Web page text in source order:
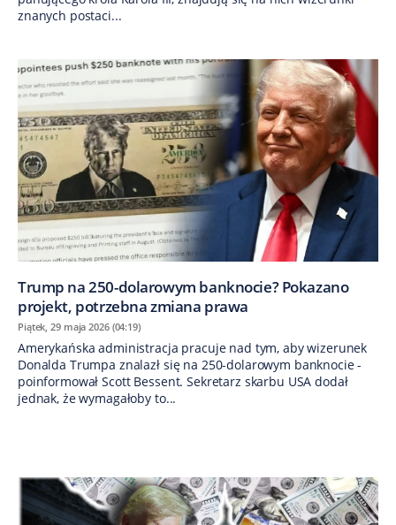
znanych postaci...
Trump na 250-dolarowym banknocie? Pokazano
projekt, potrzebna zmiana prawa
Piątek, 29 maja 2026 (04:19)
Amerykańska administracja pracuje nad tym, aby wizerunek
Donalda Trumpa znalazł się na 250-dolarowym banknocie -
poinformował Scott Bessent. Sekretarz skarbu USA dodał
jednak, że wymagałoby to...